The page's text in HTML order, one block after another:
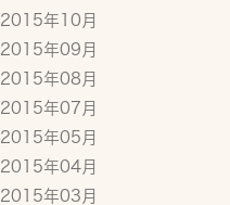
2015年10月
2015年09月
2015年08月
2015年07月
2015年05月
2015年04月
2015年03月